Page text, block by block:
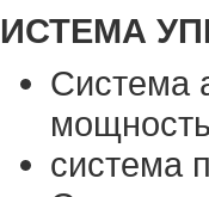
Система
система